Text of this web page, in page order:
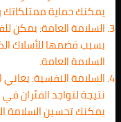
يمكنك حماية ممتلكاتك
السلامة العامة: يمكن
بسبب قضمها للأسلاك
السلامة العامة.
السلامة النفسية:
نتيجة لتواجد الفئران
يمكنك تحسين السلامة